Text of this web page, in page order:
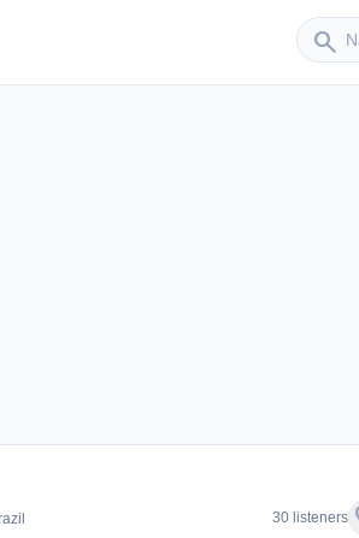
search
Sender
30 listeners